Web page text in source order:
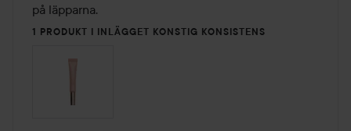
på läpparna.
1 PRODUKT I INLÄGGET KONSTIG KONSISTENS